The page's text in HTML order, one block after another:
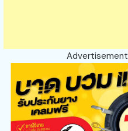
Advertisement